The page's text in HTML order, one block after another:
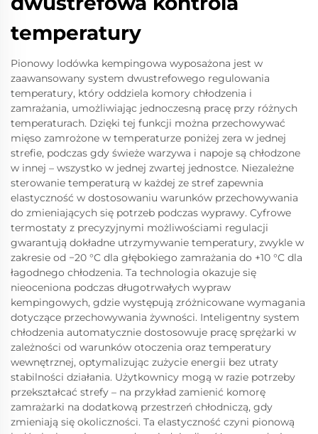
temperatury
Pionowy lodówka kempingowa wyposażona jest w
zaawansowany system dwustrefowego regulowania
temperatury, który oddziela komory chłodzenia i
zamrażania, umożliwiając jednoczesną pracę przy różnych
temperaturach. Dzięki tej funkcji można przechowywać
mięso zamrożone w temperaturze poniżej zera w jednej
strefie, podczas gdy świeże warzywa i napoje są chłodzone
w innej – wszystko w jednej zwartej jednostce. Niezależne
sterowanie temperaturą w każdej ze stref zapewnia
elastyczność w dostosowaniu warunków przechowywania
do zmieniających się potrzeb podczas wyprawy. Cyfrowe
termostaty z precyzyjnymi możliwościami regulacji
gwarantują dokładne utrzymywanie temperatury, zwykle w
zakresie od −20 °C dla głębokiego zamrażania do +10 °C dla
łagodnego chłodzenia. Ta technologia okazuje się
nieoceniona podczas długotrwałych wypraw
kempingowych, gdzie występują zróżnicowane wymagania
dotyczące przechowywania żywności. Inteligentny system
chłodzenia automatycznie dostosowuje pracę sprężarki w
zależności od warunków otoczenia oraz temperatury
wewnętrznej, optymalizując zużycie energii bez utraty
stabilności działania. Użytkownicy mogą w razie potrzeby
przekształcać strefy – na przykład zamienić komorę
zamrażarki na dodatkową przestrzeń chłodniczą, gdy
zmieniają się okoliczności. Ta elastyczność czyni pionową